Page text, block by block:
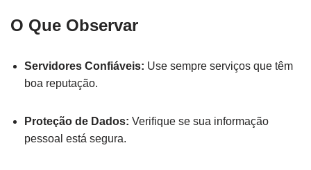
O Que Observar
Servidores Confiáveis: Use sempre serviços que têm
boa reputação.
Proteção de Dados: Verifique se sua informação
pessoal está segura.